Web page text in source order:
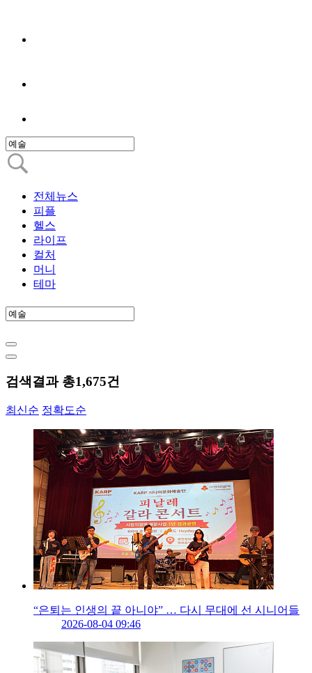
전체뉴스
피플
헬스
라이프
컬처
머니
테마
검색결과 총1,675건
최신순 정확도순
“은퇴는 인생의 끝 아니야” … 다시 무대에 선 시니어들
2026-08-04 09:46